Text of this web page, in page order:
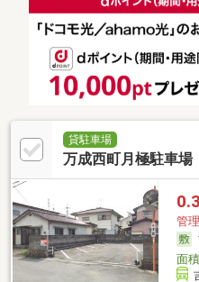
貸駐車場
万成西町月極駐車場
管
面積